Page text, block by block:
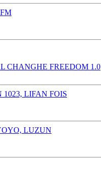
CHANGHE FREEDOM 1.0